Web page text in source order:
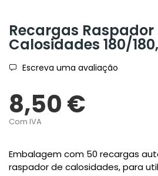
Recargas Raspador
Calosidades 180/
Escreva uma avaliação
8,50 €
Com IVA
Embalagem com 50 recargas
raspador de calosidades, para